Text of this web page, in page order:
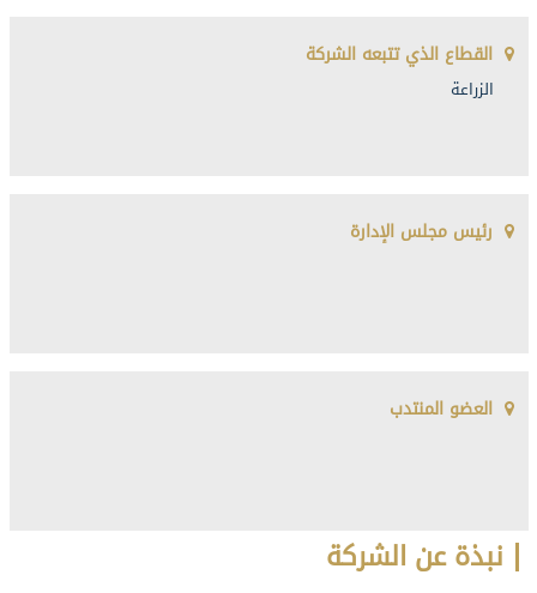
القطاع الذي تتبعه الشركة
الزراعة
رئيس مجلس الإدارة
العضو المنتدب
نبذة عن الشركة